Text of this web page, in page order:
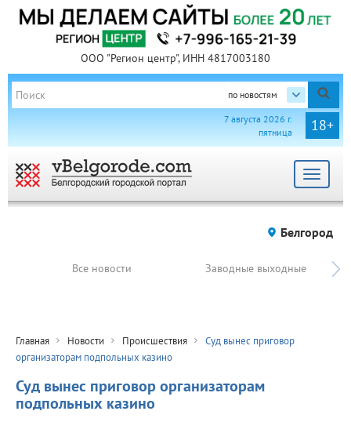
ООО "Регион центр", ИНН 4817003180
по новостям
18+
7 августа 2026 г.
пятница
Toggle
Белгород
Все новости Заводные выходные
Главная Новости Происшествия
Суд вынес приговор
организаторам подпольных казино
Суд вынес приговор организаторам
подпольных казино